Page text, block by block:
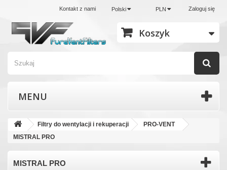
Zaloguj się
PLN
Polski
Kontakt z nami
Koszyk
MENU
Filtry do wentylacji i rekuperacji
PRO-VENT
MISTRAL PRO
MISTRAL PRO